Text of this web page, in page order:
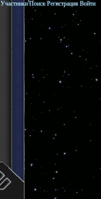
Участники Поиск Регистрация Войти